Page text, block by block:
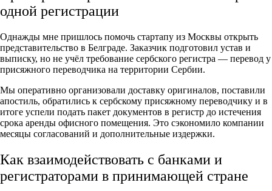
одной регистрации
Однажды мне пришлось помочь стартапу из Москвы открыть
представительство в Белграде. Заказчик подготовил устав и
выписку, но не учёл требование сербского регистра — перевод у
присяжного переводчика на территории Сербии.
Мы оперативно организовали доставку оригиналов, поставили
апостиль, обратились к сербскому присяжному переводчику и в
итоге успели подать пакет документов в регистр до истечения
срока аренды офисного помещения. Это сэкономило компании
месяцы согласований и дополнительные издержки.
Как взаимодействовать с банками и
регистраторами в принимающей стране